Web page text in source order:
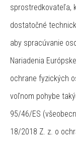
sprostredkovateľa,
dostatočné
aby spracúvanie
Nariadenia
ochrane fyzických
voľnom pohybe
95/46/ES
18/2018 Z. z. o